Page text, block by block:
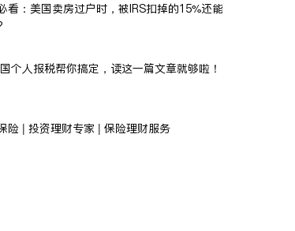
看：美国卖房过户时，被IRS扣掉的15%还能
个人报税帮你搞定，读这一篇文章就够啦！
险 | 投资理财专家 | 保险理财服务